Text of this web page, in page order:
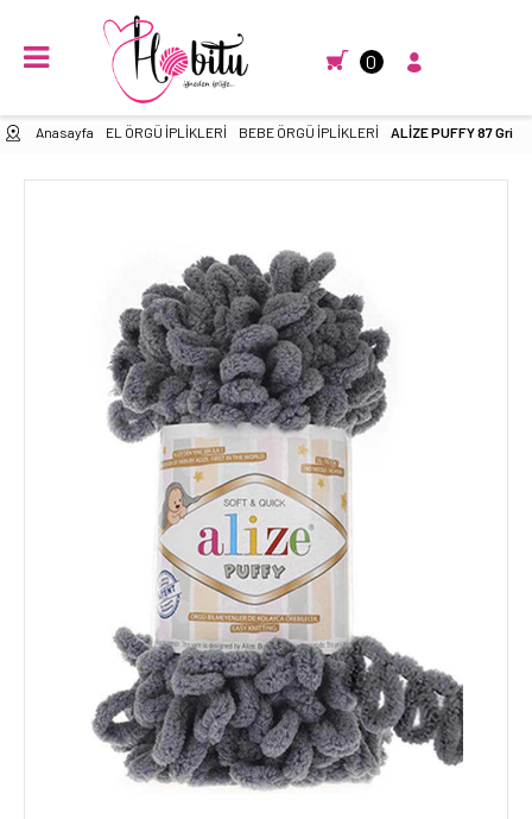
0
Anasayfa EL ÖRGÜ İPLİKLERİ BEBE ÖRGÜ İPLİKLERİ ALİZE PUFFY 87 Gri